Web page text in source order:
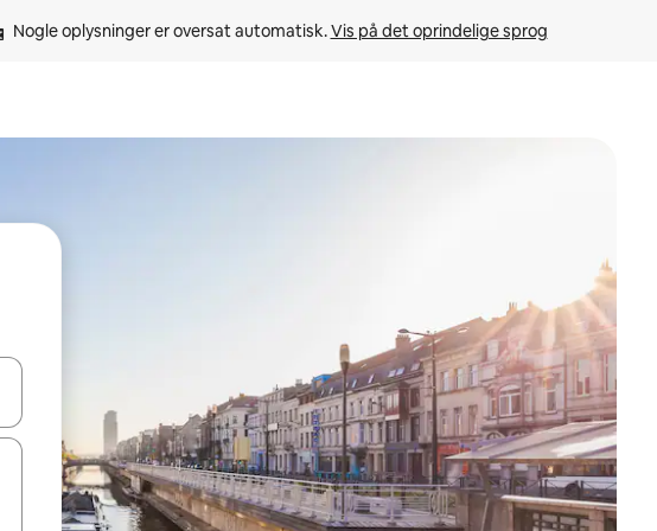
Nogle oplysninger er oversat automatisk. Vis på det oprindelige sprog
piletasterne op og ned eller se mere ved at trykke eller stryge.